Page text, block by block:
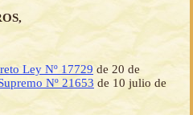
Ley Nº 17729 de 20 de
Nº 21653 de 10 julio de